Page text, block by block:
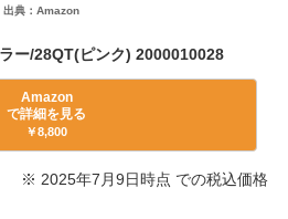
出典：Amazon
ー/28QT(ピンク) 2000010028
Amazon
で詳細を見る
￥8,800
※ 2025年7月9日時点 での税込価格